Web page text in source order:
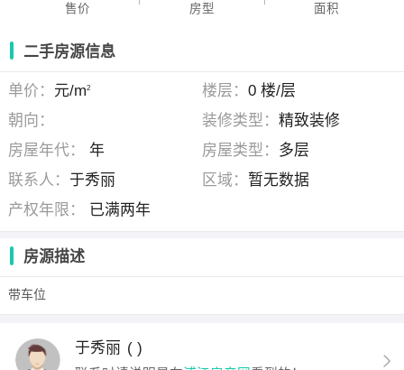
售价 房型 面积
二手房源信息
单价： 元/m2 楼层： 0 楼/层
朝向：
装修类型： 精致装修
房屋年代：
年 房屋类型： 多层
联系人： 于秀丽 区域： 暂无数据
产权年限：
已满两年
房源描述
带车位
于秀丽 ( )